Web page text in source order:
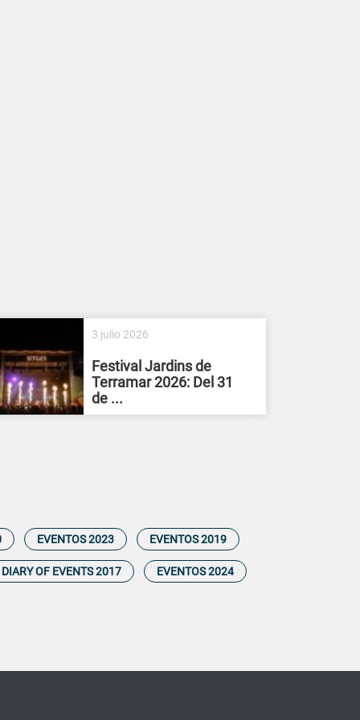
3 julio 2026
Festival Jardins de
Terramar 2026: Del 31
de ...
EVENTOS 2023 EVENTOS 2019
DIARY OF EVENTS 2017 EVENTOS 2024